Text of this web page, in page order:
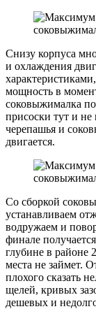
Снизу корпуса
и охлаждения
мощность в
соковыжималка
присоски тут и
черепашья и
двигается.
Со сборкой
устанавливаем
водружаем и
финале
глубине в районе
места не займет.
плохого сказать
щелей, кривых
дешевых и